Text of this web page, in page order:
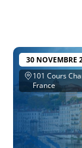
30 NOVEMBRE
101 Cours
France